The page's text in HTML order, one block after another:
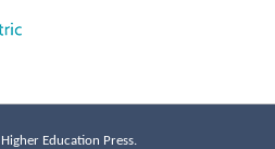
Education Press.